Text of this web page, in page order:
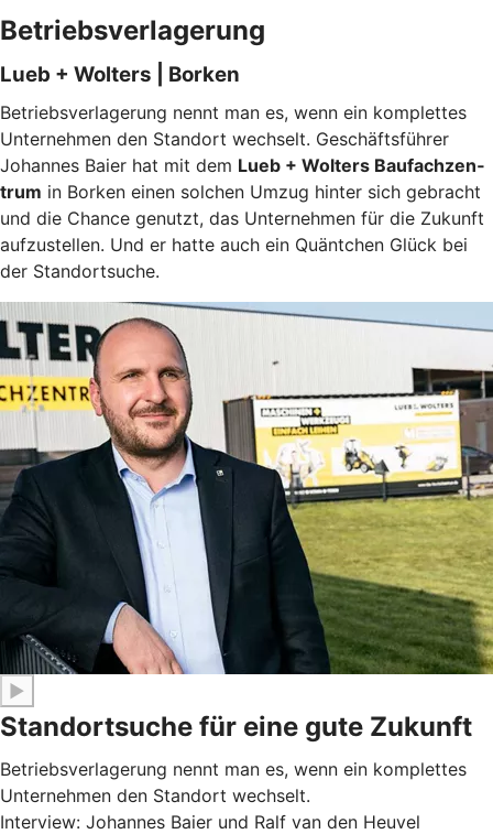
Betriebsverlagerung
Lueb + Wolters | Borken
Betriebsverlagerung nennt man es, wenn ein komplettes
Unternehmen den Standort wechselt. Geschäftsführer
Johannes Baier hat mit dem Lueb + Wolters Baufachzen­
trum in Borken einen solchen Umzug hinter sich gebracht
und die Chance genutzt, das Unternehmen für die Zukunft
aufzustellen. Und er hatte auch ein Quäntchen Glück bei
der Standortsuche.
▶
Standortsuche für eine gute Zukunft
Betriebsverlagerung nennt man es, wenn ein komplettes
Unternehmen den Standort wechselt.
Interview: Johannes Baier und Ralf van den Heuvel